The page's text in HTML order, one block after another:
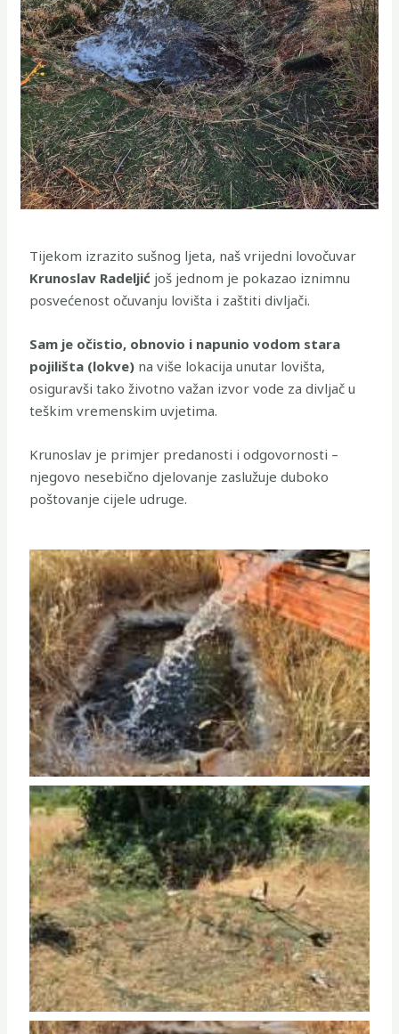
Tijekom izrazito sušnog ljeta, naš vrijedni lovočuvar
Krunoslav Radeljić još jednom je pokazao iznimnu
posvećenost očuvanju lovišta i zaštiti divljači.
Sam je očistio, obnovio i napunio vodom stara
pojilišta (lokve) na više lokacija unutar lovišta,
osiguravši tako životno važan izvor vode za divljač u
teškim vremenskim uvjetima.
Krunoslav je primjer predanosti i odgovornosti –
njegovo nesebično djelovanje zaslužuje duboko
poštovanje cijele udruge.